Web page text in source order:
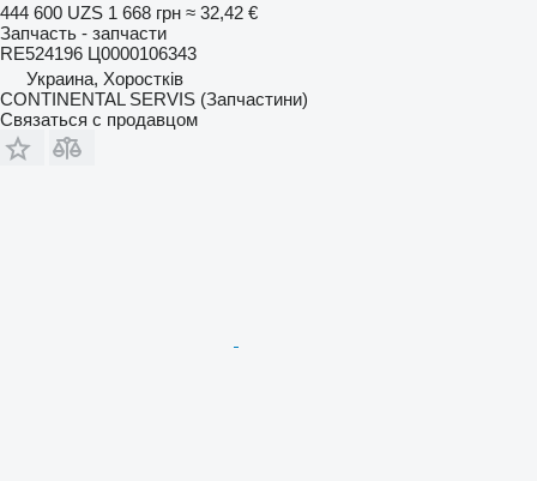
444 600 UZS 1 668 грн ≈ 32,42 €
Запчасть - запчасти
RE524196 Ц0000106343
Украина, Хоростків
CONTINENTAL SERVIS (Запчастини)
Связаться с продавцом